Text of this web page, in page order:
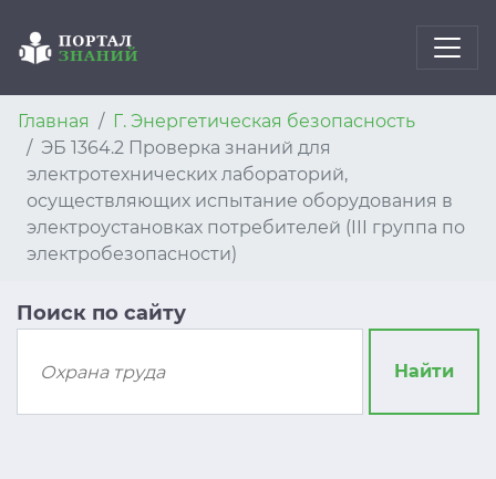
Главная
Г. Энергетическая безопасность
ЭБ 1364.2 Проверка знаний для
электротехнических лабораторий,
осуществляющих испытание оборудования в
электроустановках потребителей (III группа по
электробезопасности)
Поиск по сайту
Найти